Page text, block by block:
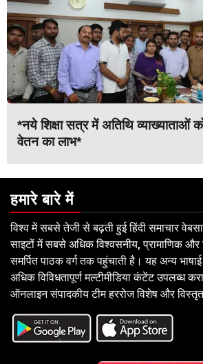
*नये शिक्षा सत्र में अतिथि व्याख्याताओं
वेतन का लाभ*
हमारे बारे में
विश्व में सबसे तेजी से बढ़ती हुई हिंदी समाचार
साइटों में सबसे अधिक विश्वसनीय, प्रामाणिक और
समर्पित पाठक वर्ग तक पहुंचाती है। यह अन्य
अधिक विविधतापूर्ण मल्टीमीडिया कंटेंट उपलब्ध
ऑनलाइन संपादकीय टीम हररोज विशेष और